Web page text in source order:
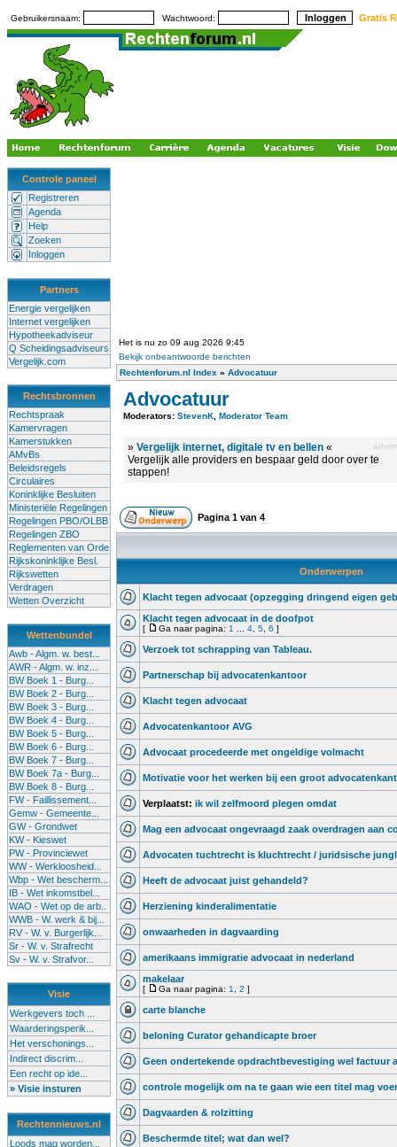
Gebruikersnaam: Wachtwoord: Gratis
Controle paneel
Registreren
Agenda
Help
Zoeken
Inloggen
Partners
Energie vergelijken
Internet vergelijken
Hypotheekadviseur
Q Scheidingsadviseurs
Vergelijk.com
Rechtsbronnen
Rechtspraak
Kamervragen
Kamerstukken
AMvBs
Beleidsregels
Circulaires
Koninklijke Besluiten
Ministeriële Regelingen
Regelingen PBO/OLBB
Regelingen ZBO
Reglementen van Orde
Rijkskoninklijke Besl.
Rijkswetten
Verdragen
Wetten Overzicht
Wettenbundel
Awb - Algm. w. best...
AWR - Algm. w. inz...
BW Boek 1 - Burg...
BW Boek 2 - Burg...
BW Boek 3 - Burg...
BW Boek 4 - Burg...
BW Boek 5 - Burg...
BW Boek 6 - Burg...
BW Boek 7 - Burg...
BW Boek 7a - Burg...
BW Boek 8 - Burg...
FW - Faillissement...
Gemw - Gemeente...
GW - Grondwet
KW - Kieswet
PW - Provinciewet
WW - Werkloosheid...
Wbp - Wet bescherm...
IB - Wet inkomstbel...
WAO - Wet op de arb..
WWB - W. werk & bij...
RV - W. v. Burgerlijk...
Sr - W. v. Strafrecht
Sv - W. v. Strafvor...
Visie
Werkgevers toch ...
Waarderingsperik...
Het verschonings...
Indirect discrim...
Een recht op ide...
» Visie insturen
Rechtennieuws.nl
Loods mag worden...
Het is nu zo 09 aug 2026 9:45
Bekijk onbeantwoorde berichten
Rechtenforum.nl Index » Advocatuur
Advocatuur
Moderators: StevenK Moderator Team
» Vergelijk internet, digitale tv en bellen «
Vergelijk alle providers en bespaar geld door over te
stappen!
Pagina 1 van 4
Onderwerpen
Klacht tegen advocaat (opzegging dringend eigen
Klacht tegen advocaat in de doofpot
[ Ga naar pagina: 1 4 5 6 ]
Verzoek tot schrapping van Tableau.
Partnerschap bij advocatenkantoor
Klacht tegen advocaat
Advocatenkantoor AVG
Advocaat procedeerde met ongeldige volmacht
Motivatie voor het werken bij een groot
Verplaatst: ik wil zelfmoord plegen omdat
Mag een advocaat ongevraagd zaak overdragen aan
Advocaten tuchtrecht is kluchtrecht / juridsische
Heeft de advocaat juist gehandeld?
Herziening kinderalimentatie
onwaarheden in dagvaarding
amerikaans immigratie advocaat in nederland
makelaar
[ Ga naar pagina: 1 2 ]
carte blanche
beloning Curator gehandicapte broer
Geen ondertekende opdrachtbevestiging wel factuur
controle mogelijk om na te gaan wie een titel mag
Dagvaarden & rolzitting
Beschermde titel; wat dan wel?